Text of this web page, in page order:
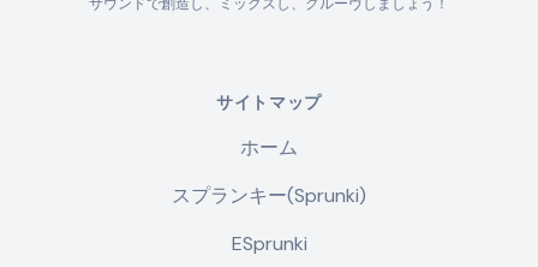
サイトマップ
ホーム
スプランキー(Sprunki)
ESprunki